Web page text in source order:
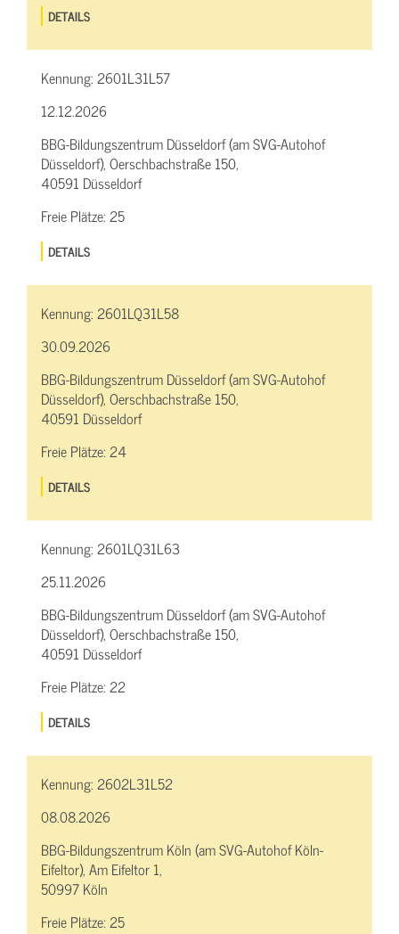
DETAILS
Kennung:2601L31L57
12.12.2026
BBG-Bildungszentrum Düsseldorf (am SVG-Autohof
Düsseldorf), Oerschbachstraße 150,
40591 Düsseldorf
Freie Plätze:25
DETAILS
Kennung:2601LQ31L58
30.09.2026
BBG-Bildungszentrum Düsseldorf (am SVG-Autohof
Düsseldorf), Oerschbachstraße 150,
40591 Düsseldorf
Freie Plätze:24
DETAILS
Kennung:2601LQ31L63
25.11.2026
BBG-Bildungszentrum Düsseldorf (am SVG-Autohof
Düsseldorf), Oerschbachstraße 150,
40591 Düsseldorf
Freie Plätze:22
DETAILS
Kennung:2602L31L52
08.08.2026
BBG-Bildungszentrum Köln (am SVG-Autohof Köln-
Eifeltor), Am Eifeltor 1,
50997 Köln
Freie Plätze:25